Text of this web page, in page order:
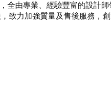
全由專業、經驗豐富的設計師
致力加強質量及售後服務，